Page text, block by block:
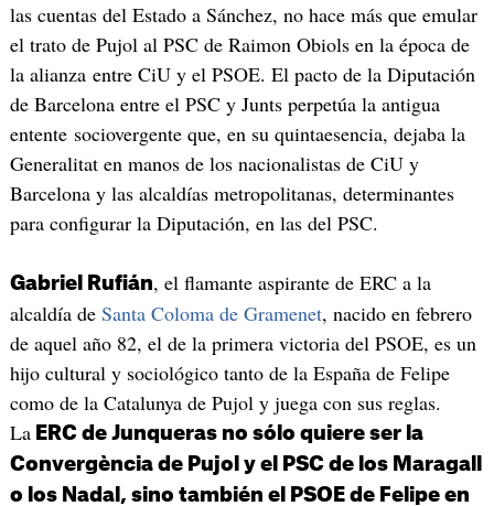
las cuentas del Estado a Sánchez, no hace más que emular
el trato de Pujol al PSC de Raimon Obiols en la época de
la alianza entre CiU y el PSOE. El pacto de la Diputación
de Barcelona entre el PSC y Junts perpetúa la antigua
entente sociovergente que, en su quintaesencia, dejaba la
Generalitat en manos de los nacionalistas de CiU y
Barcelona y las alcaldías metropolitanas, determinantes
para configurar la Diputación, en las del PSC.
Gabriel Rufián, el flamante aspirante de ERC a la
alcaldía de Santa Coloma de Gramenet, nacido en febrero
de aquel año 82, el de la primera victoria del PSOE, es un
hijo cultural y sociológico tanto de la España de Felipe
como de la Catalunya de Pujol y juega con sus reglas.
LaERC de Junqueras no sólo quiere ser la
Convergència de Pujol y el PSC de los Maragall
o los Nadal, sino también el PSOE de Felipe en